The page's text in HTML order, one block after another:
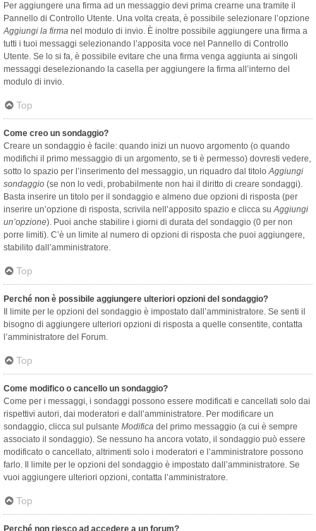
Per aggiungere una firma ad un messaggio devi prima crearne una tramite il
Pannello di Controllo Utente. Una volta creata, è possibile selezionare l’opzione
Aggiungi la firma nel modulo di invio. È inoltre possibile aggiungere una firma a
tutti i tuoi messaggi selezionando l’apposita voce nel Pannello di Controllo
Utente. Se lo si fa, è possibile evitare che una firma venga aggiunta ai singoli
messaggi deselezionando la casella per aggiungere la firma all’interno del
modulo di invio.
Top
Come creo un sondaggio?
Creare un sondaggio è facile: quando inizi un nuovo argomento (o quando
modifichi il primo messaggio di un argomento, se ti è permesso) dovresti vedere,
sotto lo spazio per l’inserimento del messaggio, un riquadro dal titoloAggiungi
sondaggio (se non lo vedi, probabilmente non hai il diritto di creare sondaggi).
Basta inserire un titolo per il sondaggio e almeno due opzioni di risposta (per
inserire un’opzione di risposta, scrivila nell’apposito spazio e clicca suAggiungi
un’opzione). Puoi anche stabilire i giorni di durata del sondaggio (0 per non
porre limiti). C’è un limite al numero di opzioni di risposta che puoi aggiungere,
stabilito dall’amministratore.
Top
Perché non è possibile aggiungere ulteriori opzioni del sondaggio?
Il limite per le opzioni del sondaggio è impostato dall’amministratore. Se senti il
bisogno di aggiungere ulteriori opzioni di risposta a quelle consentite, contatta
l’amministratore del Forum.
Top
Come modifico o cancello un sondaggio?
Come per i messaggi, i sondaggi possono essere modificati e cancellati solo dai
rispettivi autori, dai moderatori e dall’amministratore. Per modificare un
sondaggio, clicca sul pulsante Modifica del primo messaggio (a cui è sempre
associato il sondaggio). Se nessuno ha ancora votato, il sondaggio può essere
modificato o cancellato, altrimenti solo i moderatori e l’amministratore possono
farlo. Il limite per le opzioni del sondaggio è impostato dall’amministratore. Se
vuoi aggiungere ulteriori opzioni, contatta l’amministratore.
Top
Perché non riesco ad accedere a un forum?